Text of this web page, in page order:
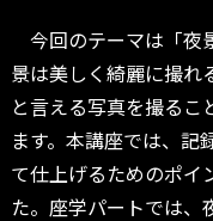
今回のテーマは「夜
景は美しく綺麗に撮れ
と言える写真を撮るこ
ます。本講座では、記
て仕上げるためのポイ
た。座学パートでは、